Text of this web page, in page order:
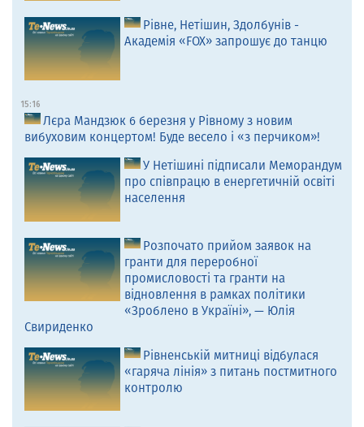
Рівне, Нетішин, Здолбунів -
Академія «FOX» запрошує до танцю
15:16
Лєра Мандзюк 6 березня у Рівному з новим
вибуховим концертом! Буде весело і «з перчиком»!
У Нетішині підписали Меморандум
про співпрацю в енергетичній освіті
населення
Розпочато прийом заявок на
гранти для переробної
промисловості та гранти на
відновлення в рамках політики
«Зроблено в Україні», — Юлія
Свириденко
Рівненській митниці відбулася
«гаряча лінія» з питань постмитного
контролю